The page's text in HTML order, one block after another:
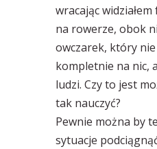
wracając
na rowerze, obok
owczarek, który nie
kompletnie na nic,
ludzi. Czy to jest
tak nauczyć?
Pewnie można by
sytuacje